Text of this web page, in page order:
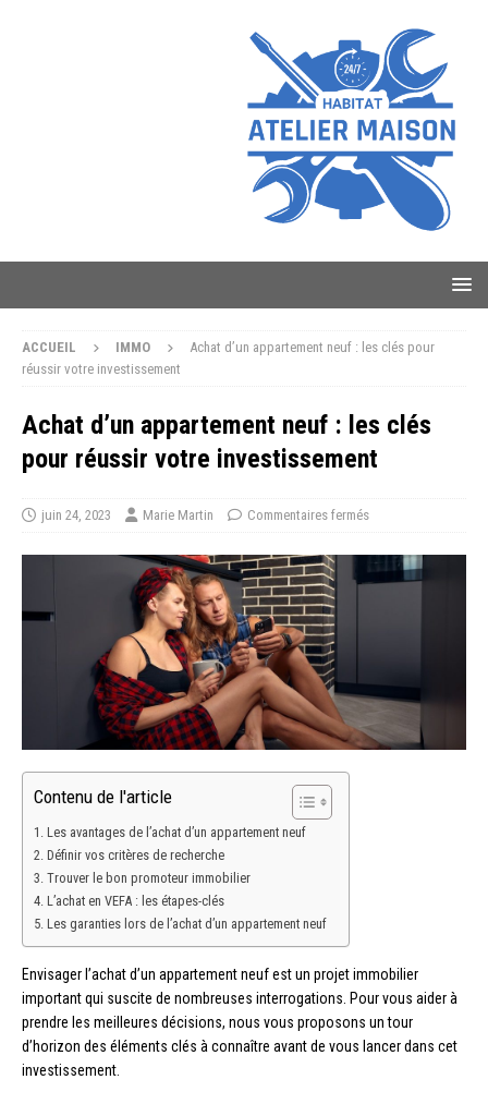
ACCUEIL IMMO
Achat d’un appartement neuf : les clés pour
réussir votre investissement
Achat d’un appartement neuf : les clés
pour réussir votre investissement
juin 24, 2023 Marie Martin Commentaires fermés
Contenu de l'article
Les avantages de l’achat d’un appartement neuf
Définir vos critères de recherche
Trouver le bon promoteur immobilier
L’achat en VEFA : les étapes-clés
Les garanties lors de l’achat d’un appartement neuf
Envisager l’achat d’un appartement neuf est un projet immobilier
important qui suscite de nombreuses interrogations. Pour vous aider à
prendre les meilleures décisions, nous vous proposons un tour
d’horizon des éléments clés à connaître avant de vous lancer dans cet
investissement.